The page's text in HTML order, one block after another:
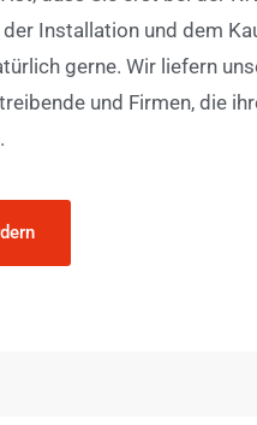
Installation und dem
gerne. Wir liefern
und Firmen, die